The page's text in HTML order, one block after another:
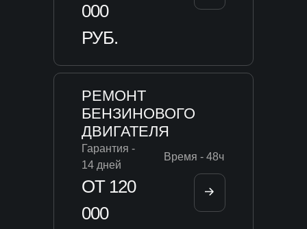
000
РУБ.
РЕМОНТ
БЕНЗИНОВОГО
ДВИГАТЕЛЯ
Гарантия -
14 дней
Время - 48ч
ОТ 120
000